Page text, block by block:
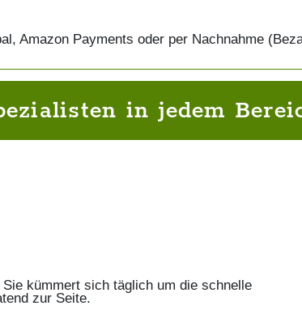
Amazon Payments oder per Nachnahme
in jedem
kümmert sich täglich um die schnelle
zur Seite.